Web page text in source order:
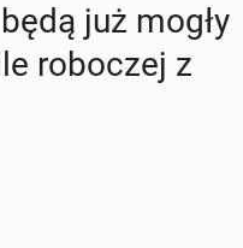
już mogły
ro­bo­czej z